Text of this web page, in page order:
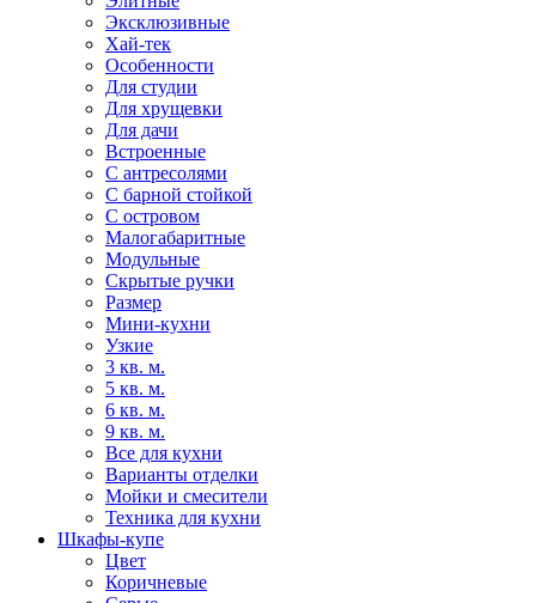
Эксклюзивные
Хай-тек
Особенности
Для студии
Для хрущевки
Для дачи
Встроенные
С антресолями
С барной стойкой
С островом
Малогабаритные
Модульные
Скрытые ручки
Размер
Мини-кухни
Узкие
3 кв. м.
5 кв. м.
6 кв. м.
9 кв. м.
Все для кухни
Варианты отделки
Мойки и смесители
Техника для кухни
Шкафы-купе
Цвет
Коричневые